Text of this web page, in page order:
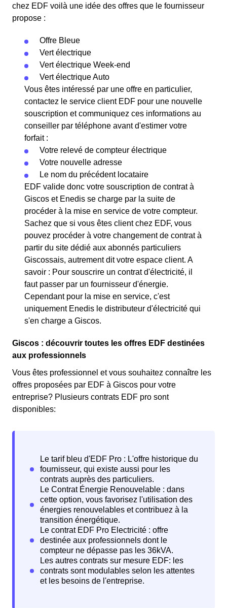
chez EDF voilà une idée des offres que le fournisseur
propose :
Offre Bleue
Vert électrique
Vert électrique Week-end
Vert électrique Auto
Vous êtes intéressé par une offre en particulier,
contactez le service client EDF pour une nouvelle
souscription et communiquez ces informations au
conseiller par téléphone avant d'estimer votre
forfait :
Votre relevé de compteur électrique
Votre nouvelle adresse
Le nom du précédent locataire
EDF valide donc votre souscription de contrat à
Giscos et Enedis se charge par la suite de
procéder à la mise en service de votre compteur.
Sachez que si vous êtes client chez EDF, vous
pouvez procéder à votre changement de contrat à
partir du site dédié aux abonnés particuliers
Giscossais, autrement dit votre espace client. A
savoir : Pour souscrire un contrat d'électricité, il
faut passer par un fournisseur d'énergie.
Cependant pour la mise en service, c'est
uniquement Enedis le distributeur d'électricité qui
s'en charge a Giscos.
Giscos : découvrir toutes les offres EDF destinées
aux professionnels
Vous êtes professionnel et vous souhaitez connaître les
offres proposées par EDF à Giscos pour votre
entreprise? Plusieurs contrats EDF pro sont
disponibles: